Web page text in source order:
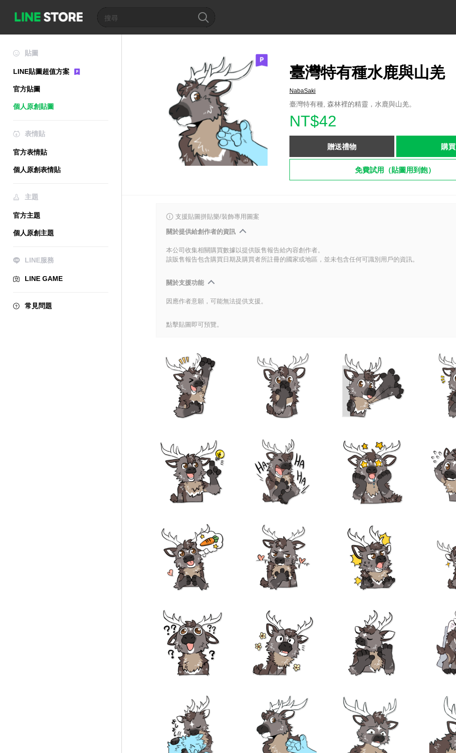
貼圖
LINE貼圖超值方案
官方貼圖
個人原創貼圖
表情貼
官方表情貼
個人原創表情貼
主題
官方主題
個人原創主題
LINE服務
LINE GAME
常見問題
臺灣特有種水鹿與山羌
NabaSaki
臺灣特有種, 森林裡的精靈，水鹿與山羌。
NT$42
贈送禮物 購買
免費試用（貼圖用到飽）
支援貼圖拼貼樂/裝飾專用圖案
關於提供給創作者的資訊
本公司收集相關購買數據以提供販售報告給內容創作者。
該販售報告包含購買日期及購買者所註冊的國家或地區，並未包含任何可識別用戶的資訊。
關於支援功能
因應作者意願，可能無法提供支援。
點擊貼圖即可預覽。